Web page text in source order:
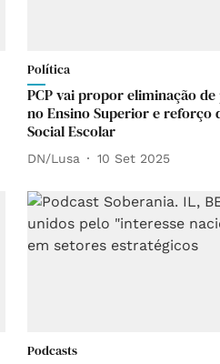
Política
PCP vai propor eliminação
no Ensino Superior e reforço
Social Escolar
DN/Lusa 10 Set 2025
Podcasts